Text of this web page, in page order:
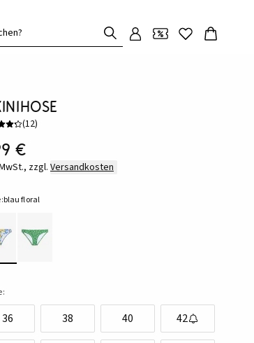
(12)
€
zzgl. Versandkosten
blau floral
36 38 40 42